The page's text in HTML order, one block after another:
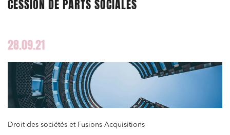
CESSION DE PARTS SOCIALES
28.09.21
Droit des sociétés et Fusions-Acquisitions